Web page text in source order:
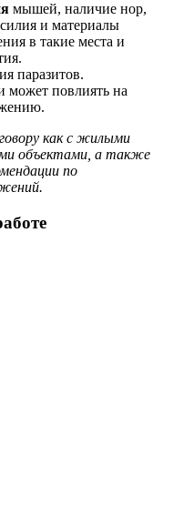
мышей, наличие нор,
и материалы
в такие места и
паразитов.
повлиять на
как с жилыми
объектами, а также
по